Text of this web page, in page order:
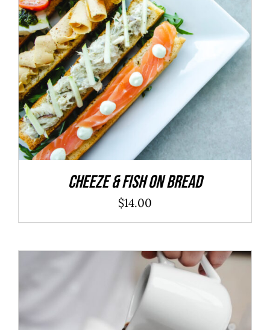
ADD TO CART / DÉTAILS
Cheeze & Fish On Bread
$14.00